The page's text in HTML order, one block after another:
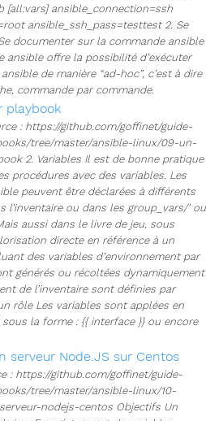
[all:vars] ansible_connection=ssh
ansible_ssh_pass=testtest 2. Se
documenter sur la commande ansible
ansible offre la possibilité d’exécuter
de manière “ad-hoc”, c’est à dire
commande par commande.
playbook
: https://github.com/goffinet/guide-
tree/master/ansible-linux/09-un-
2. Variables Il est de bonne pratique
procédures avec des variables. Les
peuvent être déclarées à différents
l’inventaire ou dans les group_vars/’ ou
aussi dans le livre de jeu, sous
directe en référence à un
des variables d’environnement par
générés ou récoltées dynamiquement
de l’inventaire sont définies par
rôle Les variables sont applées en
la forme : {{ interface }} ou encore
serveur Node.JS sur Centos
: https://github.com/goffinet/guide-
tree/master/ansible-linux/10-
nodejs-centos Objectifs Un